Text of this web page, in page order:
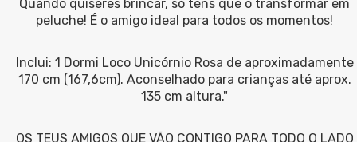
Quando quiseres brincar, só tens que o transformar em
peluche! É o amigo ideal para todos os momentos!
Inclui: 1 Dormi Loco Unicórnio Rosa de aproximadamente
170 cm (167,6cm). Aconselhado para crianças até aprox.
135 cm altura."
OS TEUS AMIGOS QUE VÃO CONTIGO PARA TODO O LADO